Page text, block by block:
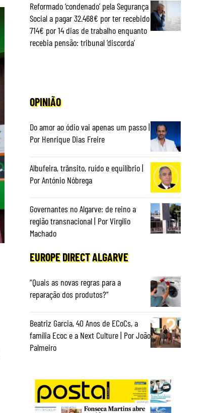
Reformado ‘condenado’ pela Segurança
Social a pagar 32.468€ por ter recebido
714€ por 14 dias de trabalho enquanto
recebia pensão: tribunal ‘discorda’
OPINIÃO
Do amor ao ódio vai apenas um passo |
Por Henrique Dias Freire
Albufeira, trânsito, ruído e equilíbrio |
Por António Nóbrega
Governantes no Algarve: de reino a
região transnacional | Por Virgílio
Machado
EUROPE DIRECT ALGARVE
“Quais as novas regras para a
reparação dos produtos?”
Beatriz Garcia, 40 Anos de ECoCs, a
família Ecoc e a Next Culture | Por João
Palmeiro